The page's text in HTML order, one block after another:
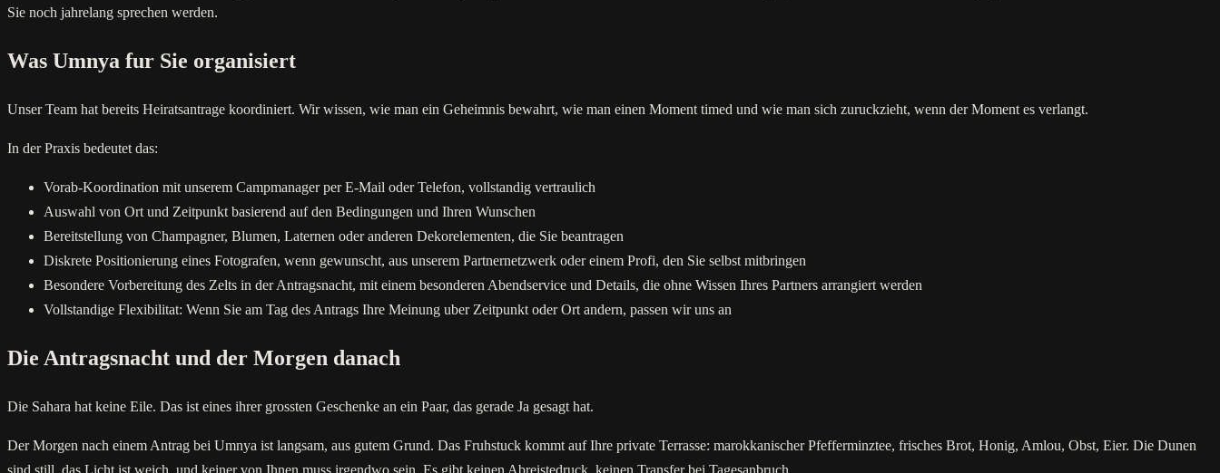
Sie noch jahrelang sprechen werden.
Was Umnya fur Sie organisiert
Unser Team hat bereits Heiratsantrage koordiniert. Wir wissen, wie man ein Geheimnis bewahrt, wie man einen Moment timed und wie man sich zuruckzieht, wenn der Moment es verlangt.
In der Praxis bedeutet das:
Vorab-Koordination mit unserem Campmanager per E-Mail oder Telefon, vollstandig vertraulich
Auswahl von Ort und Zeitpunkt basierend auf den Bedingungen und Ihren Wunschen
Bereitstellung von Champagner, Blumen, Laternen oder anderen Dekorelementen, die Sie beantragen
Diskrete Positionierung eines Fotografen, wenn gewunscht, aus unserem Partnernetzwerk oder einem Profi, den Sie selbst mitbringen
Besondere Vorbereitung des Zelts in der Antragsnacht, mit einem besonderen Abendservice und Details, die ohne Wissen Ihres Partners arrangiert werden
Vollstandige Flexibilitat: Wenn Sie am Tag des Antrags Ihre Meinung uber Zeitpunkt oder Ort andern, passen wir uns an
Die Antragsnacht und der Morgen danach
Die Sahara hat keine Eile. Das ist eines ihrer grossten Geschenke an ein Paar, das gerade Ja gesagt hat.
Der Morgen nach einem Antrag bei Umnya ist langsam, aus gutem Grund. Das Fruhstuck kommt auf Ihre private Terrasse: marokkanischer Pfefferminztee, frisches Brot, Honig, Amlou, Obst, Eier. Die Dunen
sind still, das Licht ist weich, und keiner von Ihnen muss irgendwo sein. Es gibt keinen Abreistedruck, keinen Transfer bei Tagesanbruch.